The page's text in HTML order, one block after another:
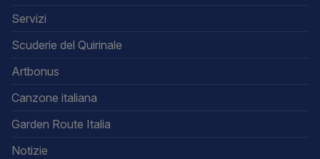
Servizi
Scuderie del Quirinale
Artbonus
Canzone italiana
Garden Route Italia
Notizie